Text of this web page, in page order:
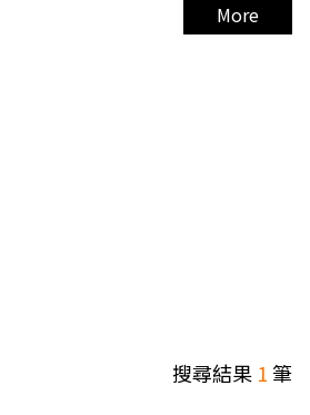
More
搜尋結果 1筆